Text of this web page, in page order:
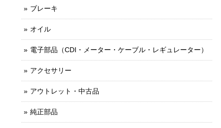
ブレーキ
オイル
電子部品（CDI・メーター・ケーブル・レギュレーター）
アクセサリー
アウトレット・中古品
純正部品